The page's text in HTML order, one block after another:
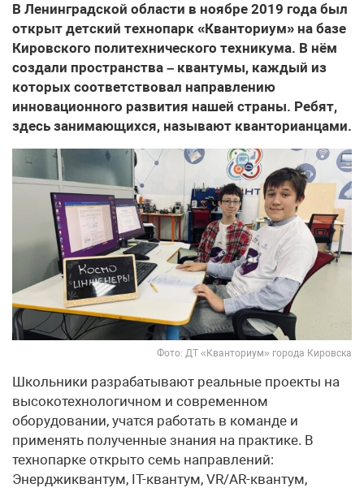
В Ленинградской области в ноябре 2019 года был
открыт детский технопарк «Кванториум» на базе
Кировского политехнического техникума. В нём
создали пространства – квантумы, каждый из
которых соответствовал направлению
инновационного развития нашей страны. Ребят,
здесь занимающихся, называют кванторианцами.
Фото: ДТ «Кванториум» города Кировска
Школьники разрабатывают реальные проекты на
высокотехнологичном и современном
оборудовании, учатся работать в команде и
применять полученные знания на практике. В
технопарке открыто семь направлений:
Энерджиквантум, IT-квантум, VR/AR-квантум,